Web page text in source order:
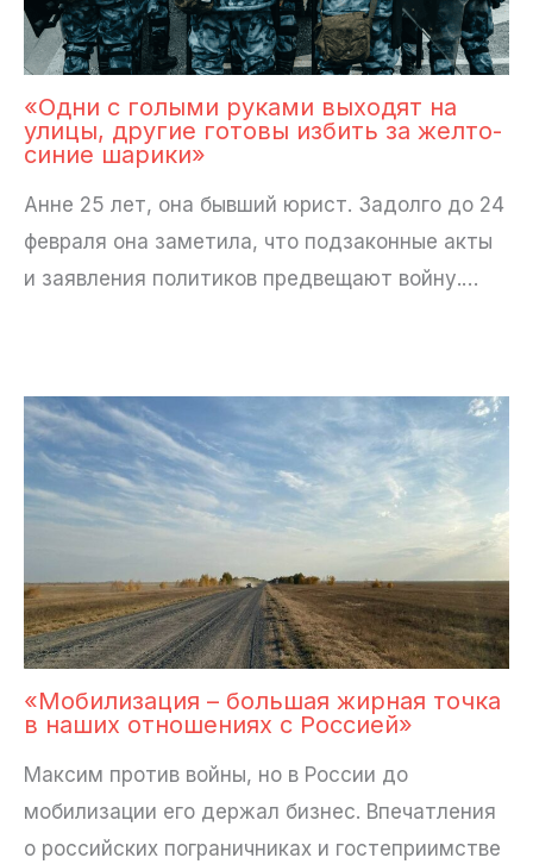
«Одни с голыми руками выходят на
улицы, другие готовы избить за желто-
синие шарики»
Анне 25 лет, она бывший юрист. Задолго до 24
февраля она заметила, что подзаконные акты
и заявления политиков предвещают войну.…
«Мобилизация – большая жирная точка
в наших отношениях с Россией»
Максим против войны, но в России до
мобилизации его держал бизнес. Впечатления
о российских пограничниках и гостеприимстве